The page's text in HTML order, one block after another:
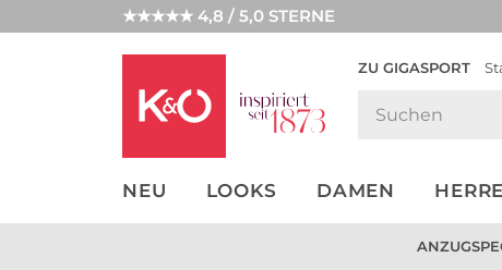
★★★★★ 4,8 / 5,0 STERNE
ZU GIGASPORT
NEU LOOKS DAMEN
UNSERE APP
CLICK &